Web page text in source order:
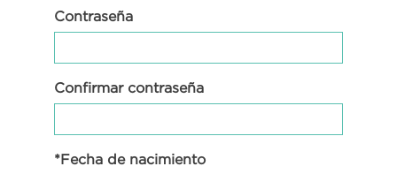
Contraseña
Confirmar contraseña
*Fecha de nacimiento